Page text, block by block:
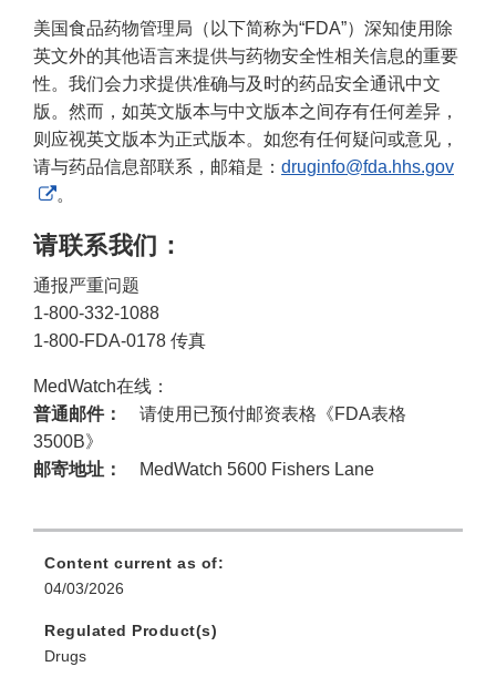
美国食品药物管理局（以下简称为“FDA”）深知使用除
英文外的其他语言来提供与药物安全性相关信息的重要
性。我们会力求提供准确与及时的药品安全通讯中文
版。然而，如英文版本与中文版本之间存有任何差异，
则应视英文版本为正式版本。如您有任何疑问或意见，
请与药品信息部联系，邮箱是： druginfo@fda.hhs.gov
External
Disclaimer
。
请联系我们：
通报严重问题
1-800-332-1088
1-800-FDA-0178 传真
MedWatch在线：
普通邮件：
请使用已预付邮资表格《FDA表格
3500B》
邮寄地址：
MedWatch 5600 Fishers Lane
Content current as of:
04/03/2026
Regulated Product(s)
Drugs